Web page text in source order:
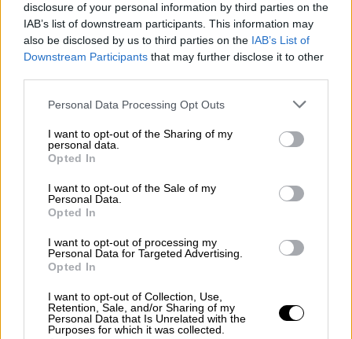
disclosure of your personal information by third parties on the
IAB’s list of downstream participants. This information may
also be disclosed by us to third parties on the IAB’s List of
Downstream Participants that may further disclose it to other
Please note that this website/app uses one or more Google
not limited to your visit or usage behaviour. You may click to
grant or deny consent to Google and its third-party tags to
use your data for below specified purposes in below Google
consent section.
Personal Data Processing Opt Outs
I want to opt-out of the Sharing of my
personal data.
Opted In
I want to opt-out of the Sale of my
Personal Data.
Opted In
I want to opt-out of processing my
Personal Data for Targeted Advertising.
Opted In
I want to opt-out of Collection, Use,
Retention, Sale, and/or Sharing of my
Personal Data that Is Unrelated with the
Purposes for which it was collected.
Η δήμαρχοςΛίλια Γκαρσίαδολοφονήθηκε
χθες το πρωί στην κοινότητα Σαν Ματέο
Πίνια.
ΔΙΑΒΑΣΤΕ ΕΠΙΣΗΣ
Κόσμος|03.06.2025 23:15
Μεξικό: Πέντε αστυνομικοί νεκροί σε
ενέδρα στην Τσιάπας
Η Οδύσσεια της 4χρονης Σοφίας στις
ΗΠΑ: Κινδύνευε με απέλαση στο
Μεξικό ενώ ήταν σοβαρά άρρωστη